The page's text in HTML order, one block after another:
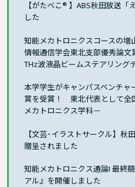
【がたべこ® 】ABS秋田放送
した
知能メカトロニクスコースの増
情報通信学会東北支部優秀論文
THz波液晶ビームステアリング
本学学生がキャンパスベンチ
賞を受賞！ 東北代表として全
メカトロニクス学科－
【文芸･イラストサークル】秋
贈呈されました
知能メカトロニクス通論I 最終
アル』を開催しました